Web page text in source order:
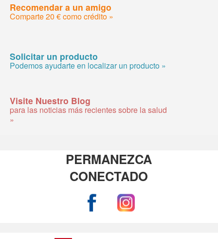
Recomendar a un amigo
Comparte 20 € como crédito »
Solicitar un producto
Podemos ayudarte en localizar un producto »
Visite Nuestro Blog
para las noticias más recientes sobre la salud
»
PERMANEZCA
CONECTADO